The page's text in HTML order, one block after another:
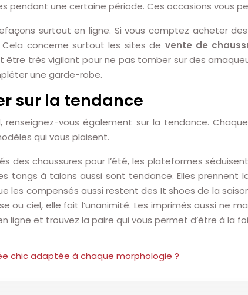
pendant une certaine période. Ces occasions vous
surtout en ligne. Si vous comptez acheter
concerne surtout les sites de vente de
être très vigilant pour ne pas tomber sur des
une garde-robe.
sur la tendance
renseignez-vous également sur la tendance.
qui vous plaisent.
des chaussures pour l’été, les plateformes
tongs à talons aussi sont tendance. Elles
les compensés aussi restent des It shoes de la
ou ciel, elle fait l’unanimité. Les imprimés aussi ne
ligne et trouvez la paire qui vous permet d’être à la
chic adaptée à chaque morphologie ?